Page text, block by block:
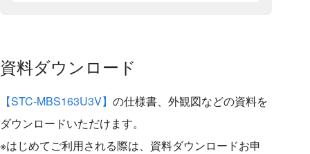
資料ダウンロード
【STC-MBS163U3V】 の仕様書、外観図などの資料を
ダウンロードいただけます。
※はじめてご利用される際は、資料ダウンロードお申